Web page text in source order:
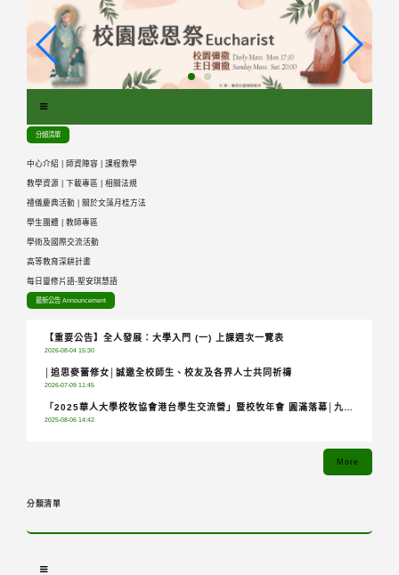
分類清單
中心介紹 師資陣容 課程教學
教學資源 下載專區 相關法規
禮儀慶典活動 關於文藻月桂方法
學生團體 教師專區
學術及國際交流活動
高等教育深耕計畫
每日靈修片語-聖安琪慧語
最新公告 Announcement
【重要公告】全人發展：大學入門 (一) 上課週次一覽表
2026-08-04 15:30
│追思麥蕾修女│誠邀全校師生、校友及各界人士共同祈禱
2026-07-09 11:45
「2025華人大學校牧協會港台學生交流營」暨校牧年會 圓滿落幕│九校
2025-08-06 14:42
More
分類清單